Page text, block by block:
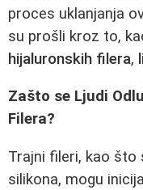
proces uklanjanja
su prošli kroz to,
hijaluronskih filera,
Zašto se Ljudi
Filera?
Trajni fileri, kao što
silikona, mogu